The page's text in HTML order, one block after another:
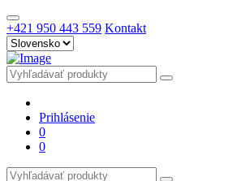
+421 950 443 559 Kontakt
Prihlásenie
0
0